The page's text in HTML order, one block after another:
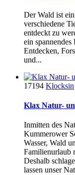
Der Wald ist
verschiedene
entdeckt zu
ein
Entdecken,
und...
17194 Klocksin
Klax Natur-
Inmitten des
Kummerower
Wasser, Wald
Familienurlaub
Deshalb
lassen unser